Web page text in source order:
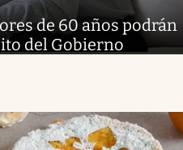
de 60 años podrán
del Gobierno